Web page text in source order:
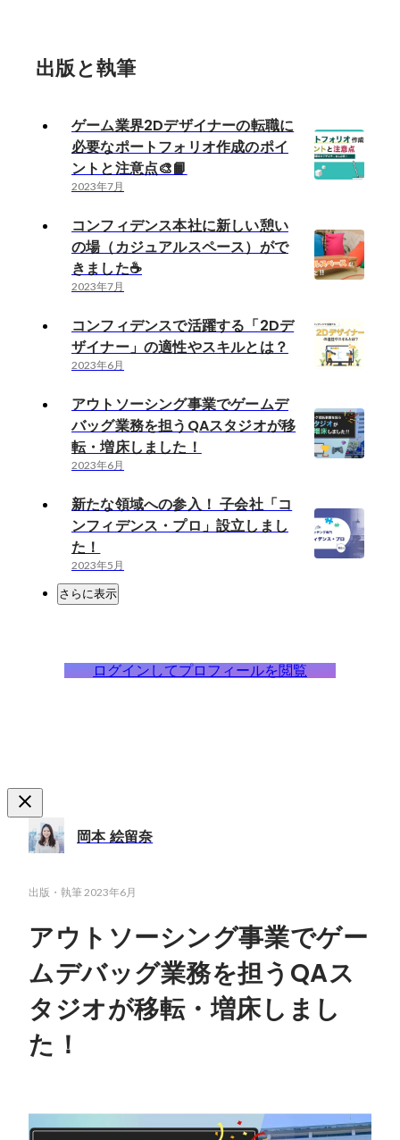
出版と執筆
ゲーム業界2Dデザイナーの転職に
必要なポートフォリオ作成のポイ
ントと注意点🎨📙
2023年7月
コンフィデンス本社に新しい憩い
の場（カジュアルスペース）がで
きました☕
2023年7月
コンフィデンスで活躍する「2Dデ
ザイナー」の適性やスキルとは？
2023年6月
アウトソーシング事業でゲームデ
バッグ業務を担うQAスタジオが移
転・増床しました！
2023年6月
新たな領域への参入！ 子会社「コ
ンフィデンス・プロ」設立しまし
た！
2023年5月
さらに表示
ログインしてプロフィールを閲覧
岡本 絵留奈
出版・執筆2023年6月
アウトソーシング事業でゲー
ムデバッグ業務を担うQAス
タジオが移転・増床しまし
た！